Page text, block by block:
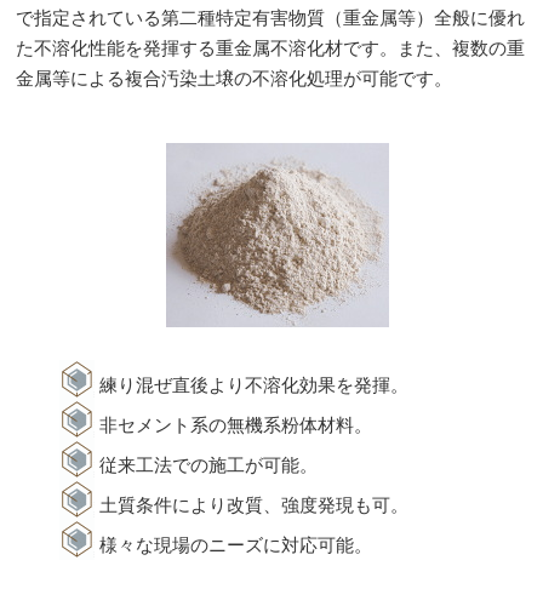
す
で指定されている第二種特定有害物質（重金属等）全般に優れ
た不溶化性能を発揮する重金属不溶化材です。また、複数の重
金属等による複合汚染土壌の不溶化処理が可能です。
練り混ぜ直後より不溶化効果を発揮。
非セメント系の無機系粉体材料。
従来工法での施工が可能。
土質条件により改質、強度発現も可。
様々な現場のニーズに対応可能。